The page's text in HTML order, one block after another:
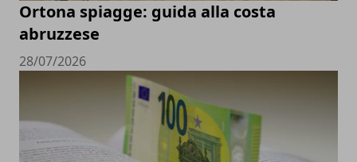
Ortona spiagge: guida alla costa
abruzzese
28/07/2026